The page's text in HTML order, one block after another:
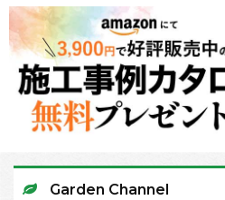
Garden Channel